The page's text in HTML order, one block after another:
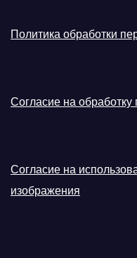
Политика обработки
Согласие на
Согласие на
изображения